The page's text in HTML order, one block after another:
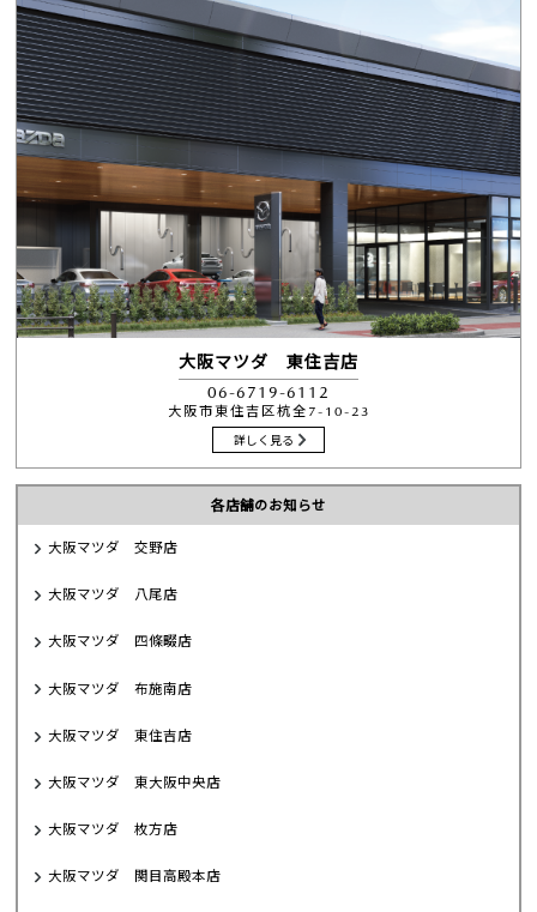
大阪マツダ 東住吉店
06-6719-6112
大阪市東住吉区杭全7-10-23
詳しく見る
各店舗のお知らせ
大阪マツダ 交野店
大阪マツダ 八尾店
大阪マツダ 四條畷店
大阪マツダ 布施南店
大阪マツダ 東住吉店
大阪マツダ 東大阪中央店
大阪マツダ 枚方店
大阪マツダ 関目高殿本店